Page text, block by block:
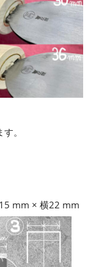
。
mm × 横22 mm